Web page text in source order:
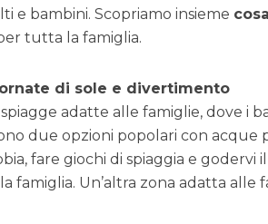
e bambini. Scopriamo insieme
tutta la famiglia.
di sole e divertimento
adatte alle famiglie, dove i
due opzioni popolari con acque
fare giochi di spiaggia e
famiglia. Un’altra zona adatta alle